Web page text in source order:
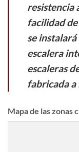
resistencia
facilidad
se instalará
escalera
escaleras
fabricada a
Mapa de las zonas